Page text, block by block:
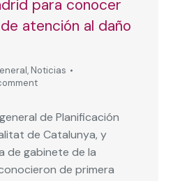
para conocer
atención al daño
, Noticias
de Planificación
de Catalunya, y
de gabinete de la
de primera